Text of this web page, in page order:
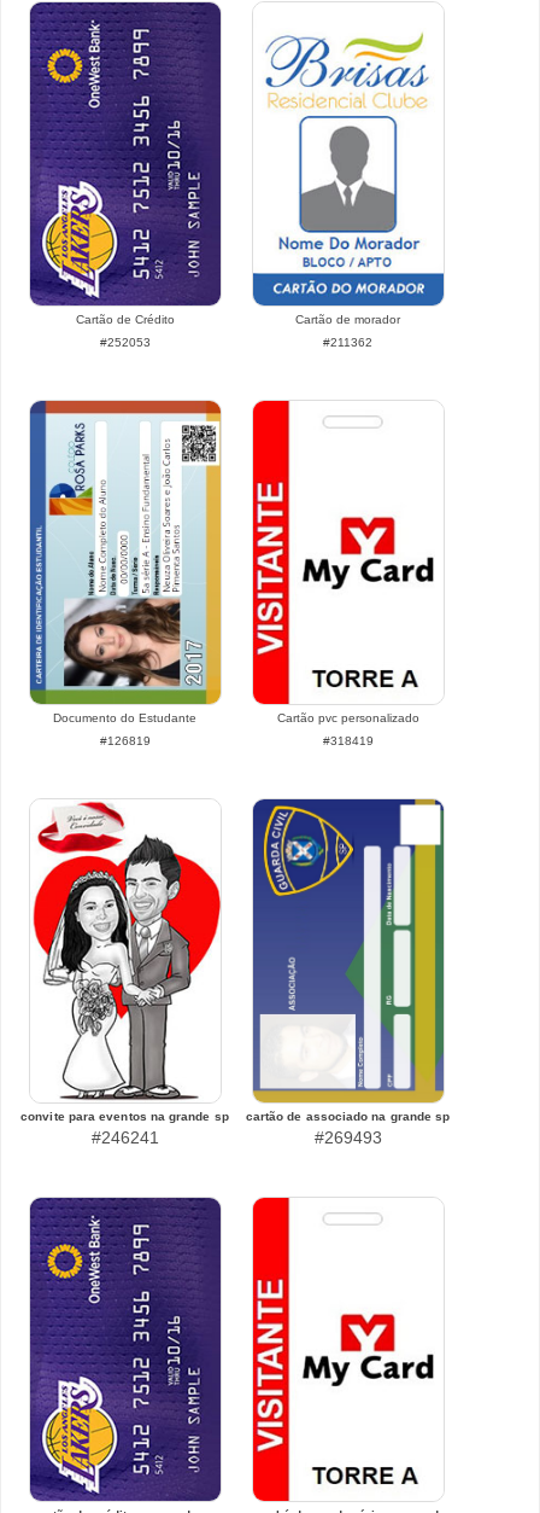
Cartão de Crédito
#252053
Cartão de morador
#211362
Documento do Estudante
#126819
Cartão pvc personalizado
#318419
convite para eventos na grande sp
#246241
cartão de associado na grande sp
#269493